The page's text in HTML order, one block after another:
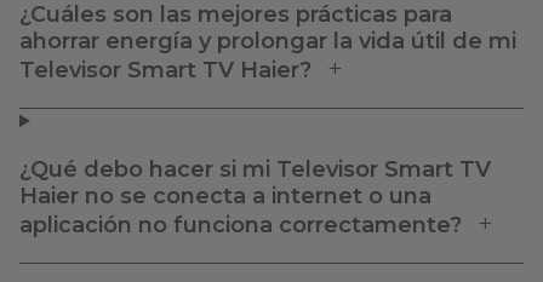
¿Cuáles son las mejores prácticas para
ahorrar energía y prolongar la vida útil de mi
Televisor Smart TV Haier?
¿Qué debo hacer si mi Televisor Smart TV
Haier no se conecta a internet o una
aplicación no funciona correctamente?